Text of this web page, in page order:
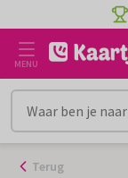
naar
inhoud
MENU
Terug